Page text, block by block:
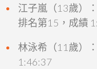
江子嵐（13歲）
排名第15，成績
林泳希（11歲）
1:46:37